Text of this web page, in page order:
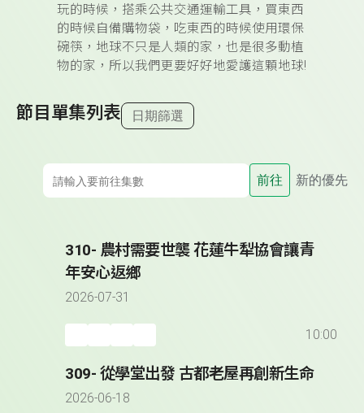
玩的時候，搭乘公共交通運輸工具，買東西
的時候自備購物袋，吃東西的時候使用環保
碗筷，地球不只是人類的家，也是很多動植
物的家，所以我們更要好好地愛護這顆地球!
節目單集列表 日期篩選
前往 新的優先
310- 農村需要世襲 花蓮牛犁協會讓青
年安心返鄉
2026-07-31
10:00
309- 從學堂出發 古都老屋再創新生命
2026-06-18